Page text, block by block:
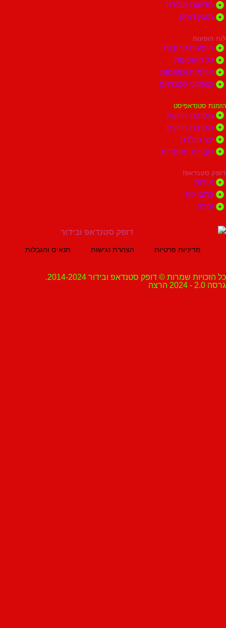
הבידור
דופק
קרובות
ומקומות
סטנדאפ
רווקות
רווקים
ומוסדות
לנו
מדיניות פרטיות הצהרת נגישות תנאים והגבלות
שמרות © דופק סטנדאפ ובידור 2014-2024.